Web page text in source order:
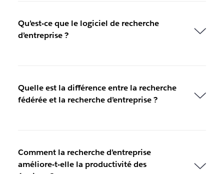
Qu’est-ce que le logiciel de recherche
d’entreprise ?
Quelle est la différence entre la recherche
fédérée et la recherche d’entreprise ?
Comment la recherche d’entreprise
améliore-t-elle la productivité des